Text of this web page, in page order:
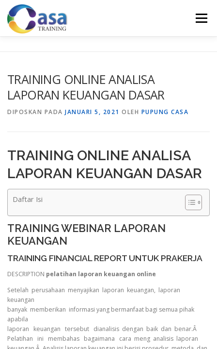
Lompat
konten
Menu
KONTAK KAMI SERTIFIKASI EVALUASI
TRAINING ONLINE ANALISA
LAPORAN KEUANGAN DASAR
DIPOSKAN PADA JANUARI 5, 2021 OLEH PUPUNG CASA
TRAINING ONLINE ANALISA
LAPORAN KEUANGAN DASAR
Daftar Isi
TRAINING WEBINAR LAPORAN
KEUANGAN
TRAINING FINANCIAL REPORT UNTUK PRAKERJA
DESCRIPTION pelatihan laporan keuangan online
Setelah perusahaan menyajikan laporan keuangan, laporan
keuangan
banyak memberikan informasi yang bermanfaat bagi semua pihak
apabila
laporan keuangan tersebut dianalisis dengan baik dan benar.Â
Pelatihan ini membahas bagaimana cara meng analisis laporan